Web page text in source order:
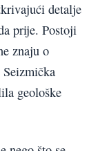
detalje
prije. Postoji
znaju o
geološke